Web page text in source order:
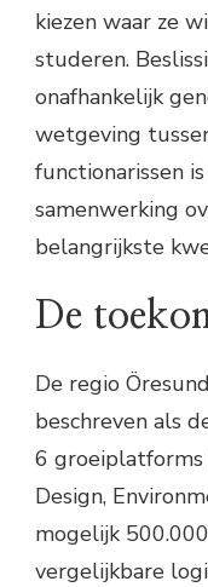
kiezen waar ze
studeren.
onafhankelijk
wetgeving
functionarissen
samenwerking
belangrijkste
De
De regio
beschreven als
6 groeiplatforms
Design,
mogelijk
vergelijkbare